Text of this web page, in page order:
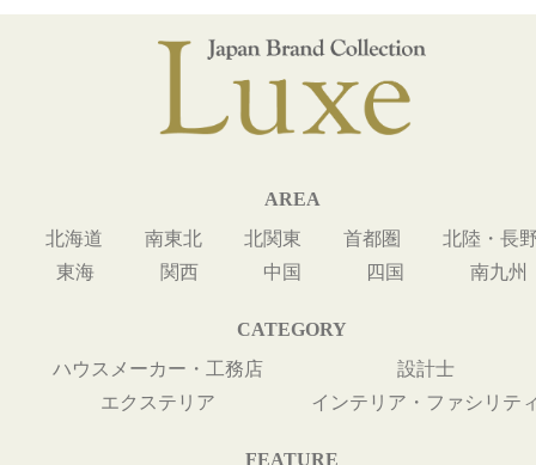
AREA
北海道
南東北 北関東 首都圏
北陸・長
東海
関西 中国 四国 南九州
CATEGORY
ハウスメーカー・工務店
設計士
エクステリア
インテリア・ファシリテ
FEATURE